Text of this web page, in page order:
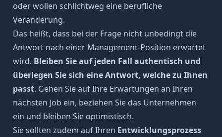
oder wollen schlichtweg eine berufliche
Veränderung.
Das heißt, dass bei der Frage nicht unbedingt die
Antwort nach einer Management-Position erwartet
wird. Bleiben Sie auf jeden Fall authentisch und
überlegen Sie sich eine Antwort, welche zu Ihnen
passt. Gehen Sie auf Ihre Erwartungen an Ihren
nächsten Job ein, beziehen Sie das Unternehmen
ein und bleiben Sie optimistisch.
Sie sollten zudem auf Ihren Entwicklungsprozess